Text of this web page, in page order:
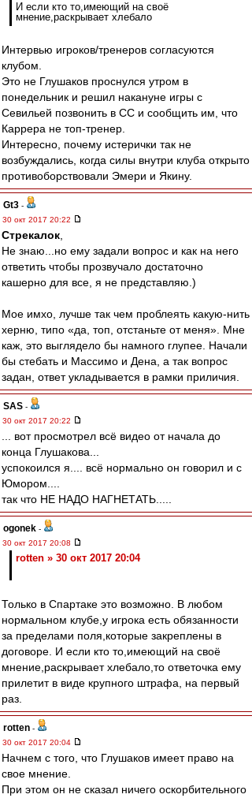
И если кто то,имеющий на своё
мнение,раскрывает хлебало
Интервью игроков/тренеров согласуются
клубом.
Это не Глушаков проснулся утром в
понедельник и решил накануне игры с
Севильей позвонить в СС и сообщить им, что
Каррера не топ-тренер.
Интересно, почему истерички так не
возбуждались, когда силы внутри клуба открыто
противоборствовали Эмери и Якину.
Gt3 -
30 окт 2017 20:22
Стрекалок
Не знаю...но ему задали вопрос и как на него
ответить чтобы прозвучало достаточно
кашерно для все, я не представляю.)
Мое имхо, лучше так чем проблеять какую-нить
херню, типо «да, топ, отстаньте от меня». Мне
каж, это выглядело бы намного глупее. Начали
бы стебать и Массимо и Дена, а так вопрос
задан, ответ укладывается в рамки приличия.
SAS -
30 окт 2017 20:22
... вот просмотрел всё видео от начала до
конца Глушакова...
успокоился я.... всё нормально он говорил и с
Юмором....
так что НЕ НАДО НАГНЕТАТЬ.....
ogonek -
30 окт 2017 20:08
rotten » 30 окт 2017 20:04
Только в Спартаке это возможно. В любом
нормальном клубе,у игрока есть обязанности
за пределами поля,которые закреплены в
договоре. И если кто то,имеющий на своё
мнение,раскрывает хлебало,то ответочка ему
прилетит в виде крупного штрафа, на первый
раз.
rotten -
30 окт 2017 20:04
Начнем с того, что Глушаков имеет право на
свое мнение.
При этом он не сказал ничего оскорбительного